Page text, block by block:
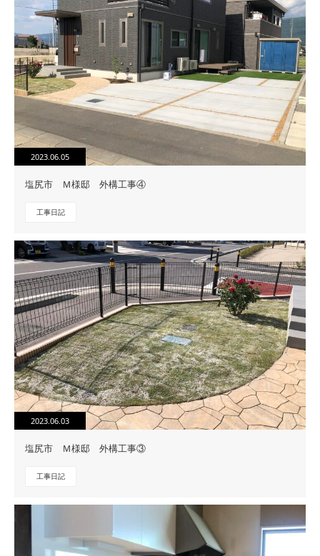
2023.06.05
塩尻市 Ｍ様邸 外構工事④
工事日記
2023.06.03
塩尻市 Ｍ様邸 外構工事③
工事日記